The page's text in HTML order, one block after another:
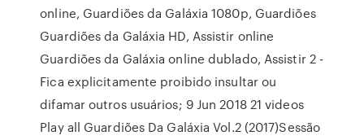
online, Guardiões da Galáxia 1080p, Guardiões
Guardiões da Galáxia HD, Assistir online
Guardiões da Galáxia online dublado, Assistir 2 -
Fica explicitamente proibido insultar ou
difamar outros usuários; 9 Jun 2018 21 videos
Play all Guardiões Da Galáxia Vol.2 (2017)Sessão